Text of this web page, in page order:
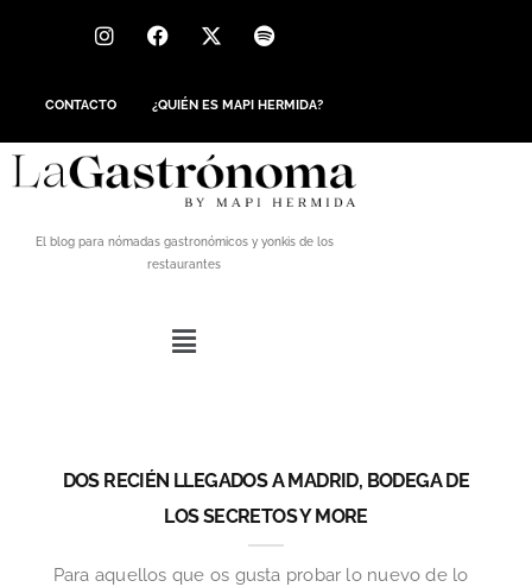
CONTACTO ¿QUIÉN ES MAPI HERMIDA?
El blog para nómadas gastronómicos y yonkis de los
restaurantes
DOS RECIÉN LLEGADOS A MADRID, BODEGA DE
LOS SECRETOS Y MORE
Para aquellos que os gusta probar lo nuevo de lo